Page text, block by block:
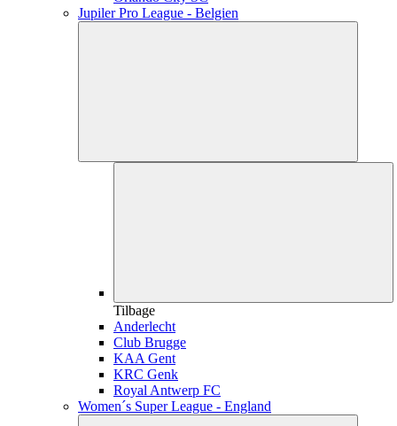
Jupiler Pro League - Belgien
Tilbage
Anderlecht
Club Brugge
KAA Gent
KRC Genk
Royal Antwerp FC
Women´s Super League - England